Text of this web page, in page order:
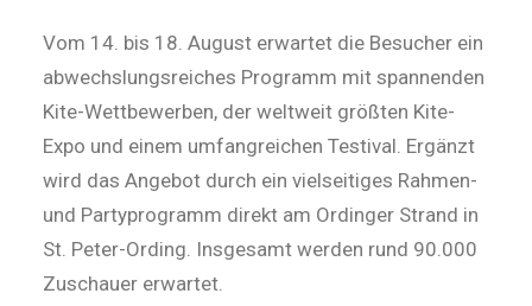
Vom 14. bis 18. August erwartet die Besucher ein
abwechslungsreiches Programm mit spannenden
Kite-Wettbewerben, der weltweit größten Kite-
Expo und einem umfangreichen Testival. Ergänzt
wird das Angebot durch ein vielseitiges Rahmen-
und Partyprogramm direkt am Ordinger Strand in
St. Peter-Ording. Insgesamt werden rund 90.000
Zuschauer erwartet.